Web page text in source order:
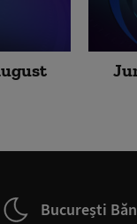
București